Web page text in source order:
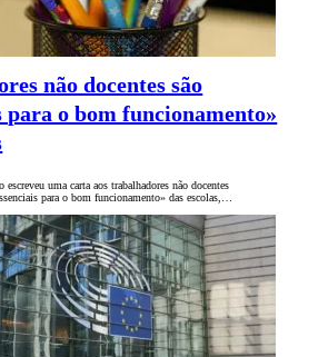
não docentes são
para o bom funcionamento»
uma carta aos trabalhadores não docentes
para o bom funcionamento» das escolas,…